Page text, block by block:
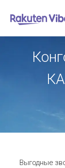
Выгодные